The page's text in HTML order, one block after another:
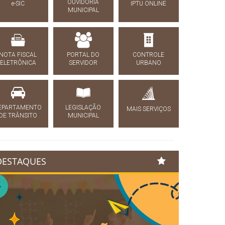
e-SIC
OUVIDORIA
MUNICIPAL
IPTU ONLINE
FISCAL
ELETRÔNICA
PORTAL DO
SERVIDOR
CONTROLE
URBANO
TRÂNSITO
LEGISLAÇÃO
MUNICIPAL
MAIS SERVIÇOS